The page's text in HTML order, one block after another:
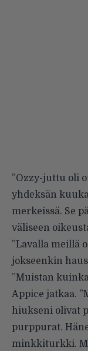
”Ozzy-juttu oli
yhdeksän
merkeissä. Se
väliseen
”Lavalla meillä
jokseenkin
”Muistan
Appice jatkaa.
hiukseni olivat
purppurat.
minkkiturkki.